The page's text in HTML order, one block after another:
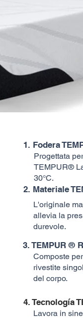
1. Fodera
Progettata
TEMPUR®
30°C.
​2. Materiale
L'originale
allevia la
durevole.
3. TEMPUR ®
Composte
rivestite
del corpo.
4. Tecnología
Lavora in